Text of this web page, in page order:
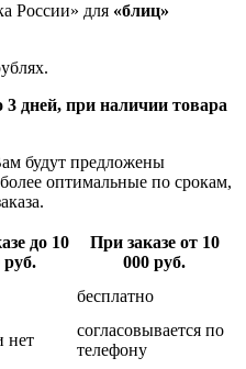
России» для «блиц»
3 дней, при наличии товара
будут предложены
оптимальные по срокам,
до 10
руб.
При заказе от 10
000 руб.
бесплатно
нет
согласовывается по
телефону